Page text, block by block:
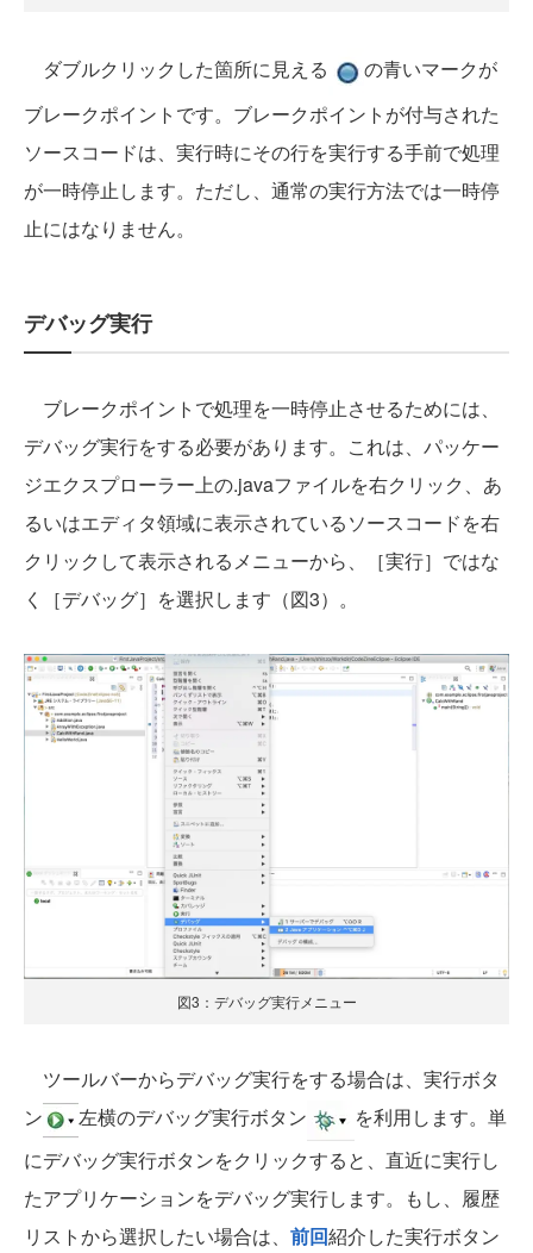
ダブルクリックした箇所に見える
の青いマークが
ブレークポイントです。ブレークポイントが付与された
ソースコードは、実行時にその行を実行する手前で処理
が一時停止します。ただし、通常の実行方法では一時停
止にはなりません。
デバッグ実行
ブレークポイントで処理を一時停止させるためには、
デバッグ実行をする必要があります。これは、パッケー
ジエクスプローラー上の.javaファイルを右クリック、あ
るいはエディタ領域に表示されているソースコードを右
クリックして表示されるメニューから、［実行］ではな
く［デバッグ］を選択します（図3）。
図3：デバッグ実行メニュー
ツールバーからデバッグ実行をする場合は、実行ボタ
ン
左横のデバッグ実行ボタン
を利用します。単
にデバッグ実行ボタンをクリックすると、直近に実行し
たアプリケーションをデバッグ実行します。もし、履歴
リストから選択したい場合は、 前回紹介した実行ボタン